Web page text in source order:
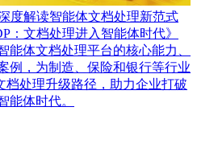
度解读智能体文档处理新范式
：文档处理进入智能体时代》
能体文档处理平台的核心能力、
例，为制造、保险和银行等行业
档处理升级路径，助力企业打破
能体时代。